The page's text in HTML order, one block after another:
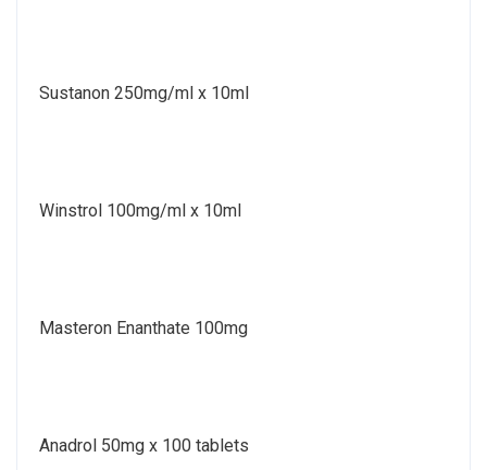
Sustanon 250mg/ml x 10ml
Winstrol 100mg/ml x 10ml
Masteron Enanthate 100mg
Anadrol 50mg x 100 tablets